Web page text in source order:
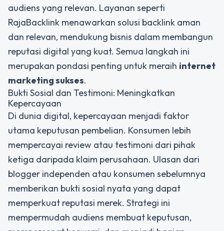
audiens yang relevan. Layanan seperti
RajaBacklink menawarkan solusi backlink aman
dan relevan, mendukung bisnis dalam membangun
reputasi digital yang kuat. Semua langkah ini
merupakan pondasi penting untuk meraih internet
marketing sukses.
Bukti Sosial dan Testimoni: Meningkatkan
Kepercayaan
Di dunia digital, kepercayaan menjadi faktor
utama keputusan pembelian. Konsumen lebih
mempercayai review atau testimoni dari pihak
ketiga daripada klaim perusahaan. Ulasan dari
blogger independen atau konsumen sebelumnya
memberikan bukti sosial nyata yang dapat
memperkuat reputasi merek. Strategi ini
mempermudah audiens membuat keputusan,